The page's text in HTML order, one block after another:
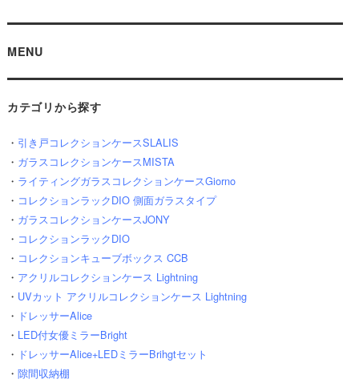
MENU
カテゴリから探す
・ 引き戸コレクションケースSLALIS
・ ガラスコレクションケースMISTA
・ ライティングガラスコレクションケースGiorno
・ コレクションラックDIO 側面ガラスタイプ
・ ガラスコレクションケースJONY
・ コレクションラックDIO
・ コレクションキューブボックス CCB
・ アクリルコレクションケース Lightning
・ UVカット アクリルコレクションケース Lightning
・ ドレッサーAlice
・ LED付女優ミラーBright
・ ドレッサーAlice+LEDミラーBrihgtセット
・ 隙間収納棚